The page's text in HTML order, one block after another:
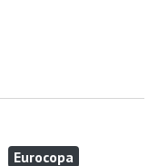
Eurocopa